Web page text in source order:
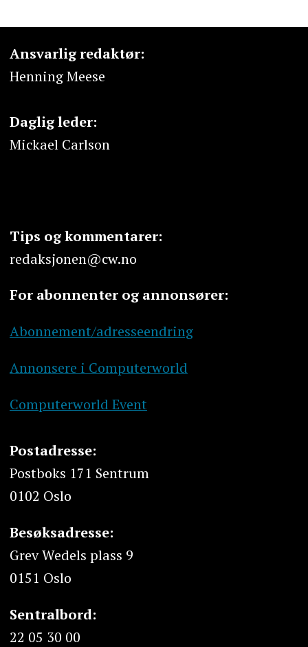
Ansvarlig redaktør:
Henning Meese
Daglig leder:
Mickael Carlson
Tips og kommentarer:
redaksjonen@cw.no
For abonnenter og annonsører:
Abonnement/adresseendring
Annonsere i Computerworld
Computerworld Event
Postadresse:
Postboks 171 Sentrum
0102 Oslo
Besøksadresse:
Grev Wedels plass 9
0151 Oslo
Sentralbord:
22 05 30 00